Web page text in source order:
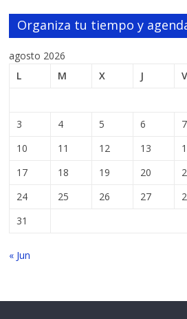
Organiza tu tiempo y
agosto 2026
L
M X J V
3
4 5 6 7
10
11 12 13
17
18 19 20
24
25 26 27
31
« Jun